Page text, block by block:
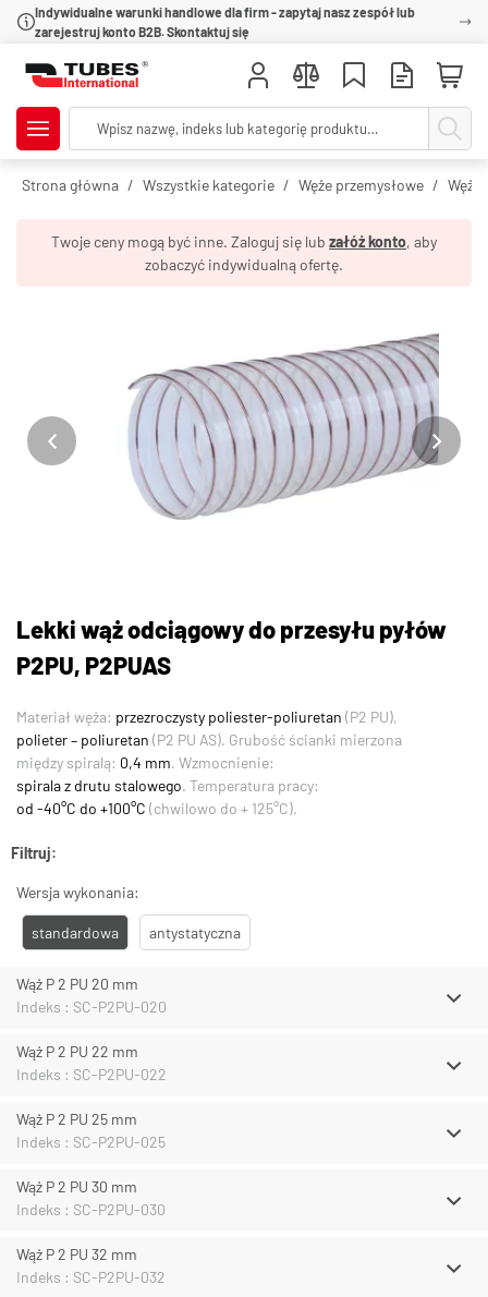
Indywidualne warunki handlowe dla firm - zapytaj nasz zespół lub
zarejestruj konto B2B. Skontaktuj się
Strona główna Wszystkie kategorie Węże przemysłowe Węże
Twoje ceny mogą być inne. Zaloguj się lub załóż konto, aby
zobaczyć indywidualną ofertę.
Lekki wąż odciągowy do przesyłu pyłów
P2PU, P2PUAS
Materiał węża: przezroczysty poliester-poliuretan (P2 PU),
polieter – poliuretan (P2 PU AS). Grubość ścianki mierzona
między spiralą: 0,4 mm. Wzmocnienie:
spirala z drutu stalowego. Temperatura pracy:
od -40°C do +100°C (chwilowo do + 125°C).
Filtruj:
Wersja wykonania:
standardowa antystatyczna
Wąż P 2 PU 20 mm
Indeks : SC-P2PU-020
Wąż P 2 PU 22 mm
Indeks : SC-P2PU-022
Wąż P 2 PU 25 mm
Indeks : SC-P2PU-025
Wąż P 2 PU 30 mm
Indeks : SC-P2PU-030
Wąż P 2 PU 32 mm
Indeks : SC-P2PU-032